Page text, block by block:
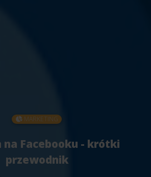
MARKETING
na Facebooku - krótki
przewodnik